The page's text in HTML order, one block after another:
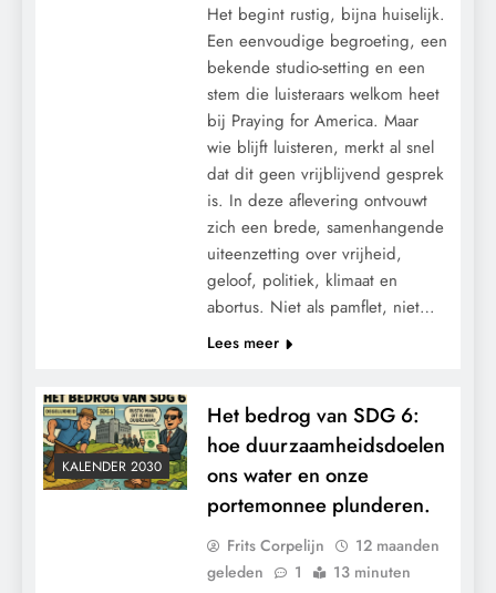
Het begint rustig, bijna huiselijk.
Een eenvoudige begroeting, een
bekende studio-setting en een
stem die luisteraars welkom heet
bij Praying for America. Maar
wie blijft luisteren, merkt al snel
dat dit geen vrijblijvend gesprek
is. In deze aflevering ontvouwt
zich een brede, samenhangende
uiteenzetting over vrijheid,
geloof, politiek, klimaat en
abortus. Niet als pamflet, niet…
Lees meer
KALENDER 2030
Het bedrog van SDG 6:
hoe duurzaamheidsdoelen
ons water en onze
portemonnee plunderen.
Frits Corpelijn
12 maanden
geleden
1 13 minuten